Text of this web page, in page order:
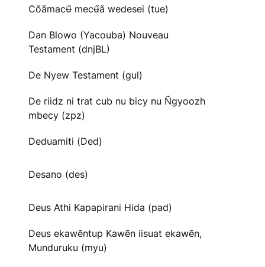
Cõãmacʉ̃ mecʉ̃ã wedesei (tue)
Dan Blowo (Yacouba) Nouveau
Testament (dnjBL)
De Nyew Testament (gul)
De riidz ni trat cub nu bicy nu Ñgyoozh
mbecy (zpz)
Deduamiti (Ded)
Desano (des)
Deus Athi Kapapirani Hida (pad)
Deus ekawẽntup Kawẽn iisuat ekawẽn,
Munduruku (myu)